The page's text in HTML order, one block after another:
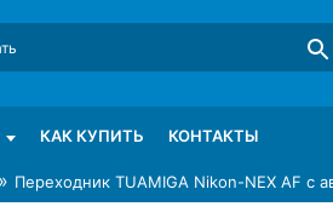
в СПб
КАК КУПИТЬ КОНТАКТЫ
» Переходник TUAMIGA Nikon-NEX AF с